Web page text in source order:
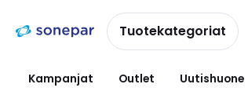
navigointiinsisältöönTuotekategoriat
Kampanjat Outlet Uutishuone